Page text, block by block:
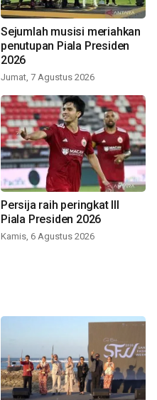
Sejumlah musisi meriahkan
penutupan Piala Presiden
2026
Jumat, 7 Agustus 2026
Persija raih peringkat III
Piala Presiden 2026
Kamis, 6 Agustus 2026